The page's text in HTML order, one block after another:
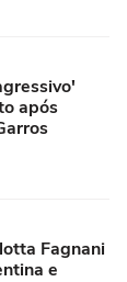
após
Fagnani
e